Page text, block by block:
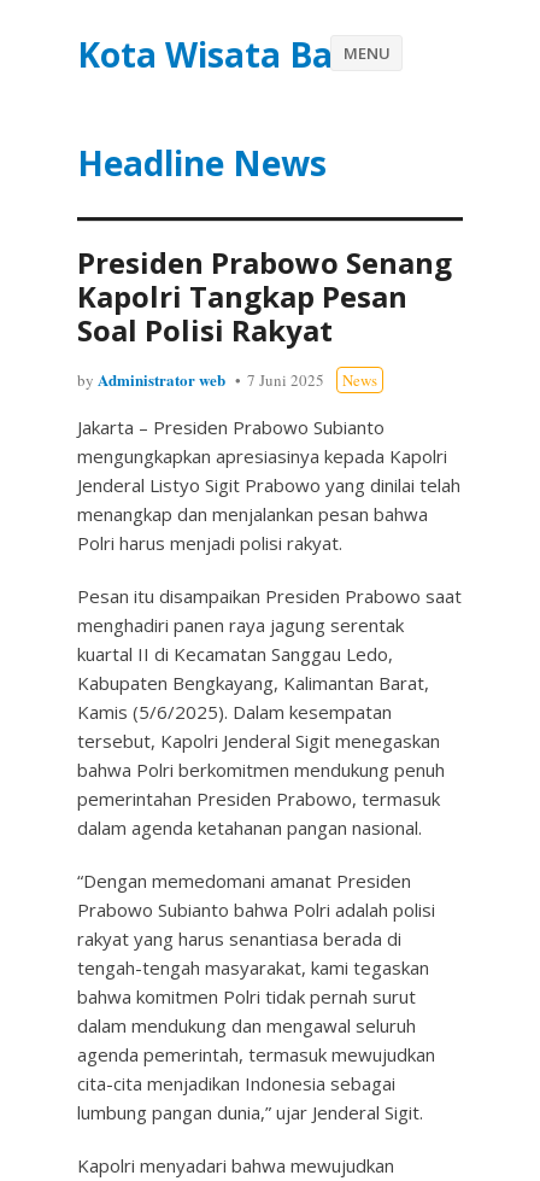
Kota Wisata Batu
Headline News
MENU
Presiden Prabowo Senang
Kapolri Tangkap Pesan
Soal Polisi Rakyat
by Administrator web 7 Juni 2025 News
Jakarta – Presiden Prabowo Subianto
mengungkapkan apresiasinya kepada Kapolri
Jenderal Listyo Sigit Prabowo yang dinilai telah
menangkap dan menjalankan pesan bahwa
Polri harus menjadi polisi rakyat.
Pesan itu disampaikan Presiden Prabowo saat
menghadiri panen raya jagung serentak
kuartal II di Kecamatan Sanggau Ledo,
Kabupaten Bengkayang, Kalimantan Barat,
Kamis (5/6/2025). Dalam kesempatan
tersebut, Kapolri Jenderal Sigit menegaskan
bahwa Polri berkomitmen mendukung penuh
pemerintahan Presiden Prabowo, termasuk
dalam agenda ketahanan pangan nasional.
“Dengan memedomani amanat Presiden
Prabowo Subianto bahwa Polri adalah polisi
rakyat yang harus senantiasa berada di
tengah-tengah masyarakat, kami tegaskan
bahwa komitmen Polri tidak pernah surut
dalam mendukung dan mengawal seluruh
agenda pemerintah, termasuk mewujudkan
cita-cita menjadikan Indonesia sebagai
lumbung pangan dunia,” ujar Jenderal Sigit.
Kapolri menyadari bahwa mewujudkan